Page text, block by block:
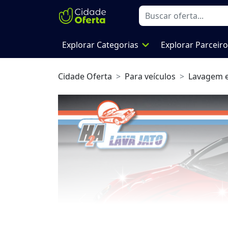
Explorar Categorias expand_more Explorar
Cidade Oferta Para veículos Lavagem